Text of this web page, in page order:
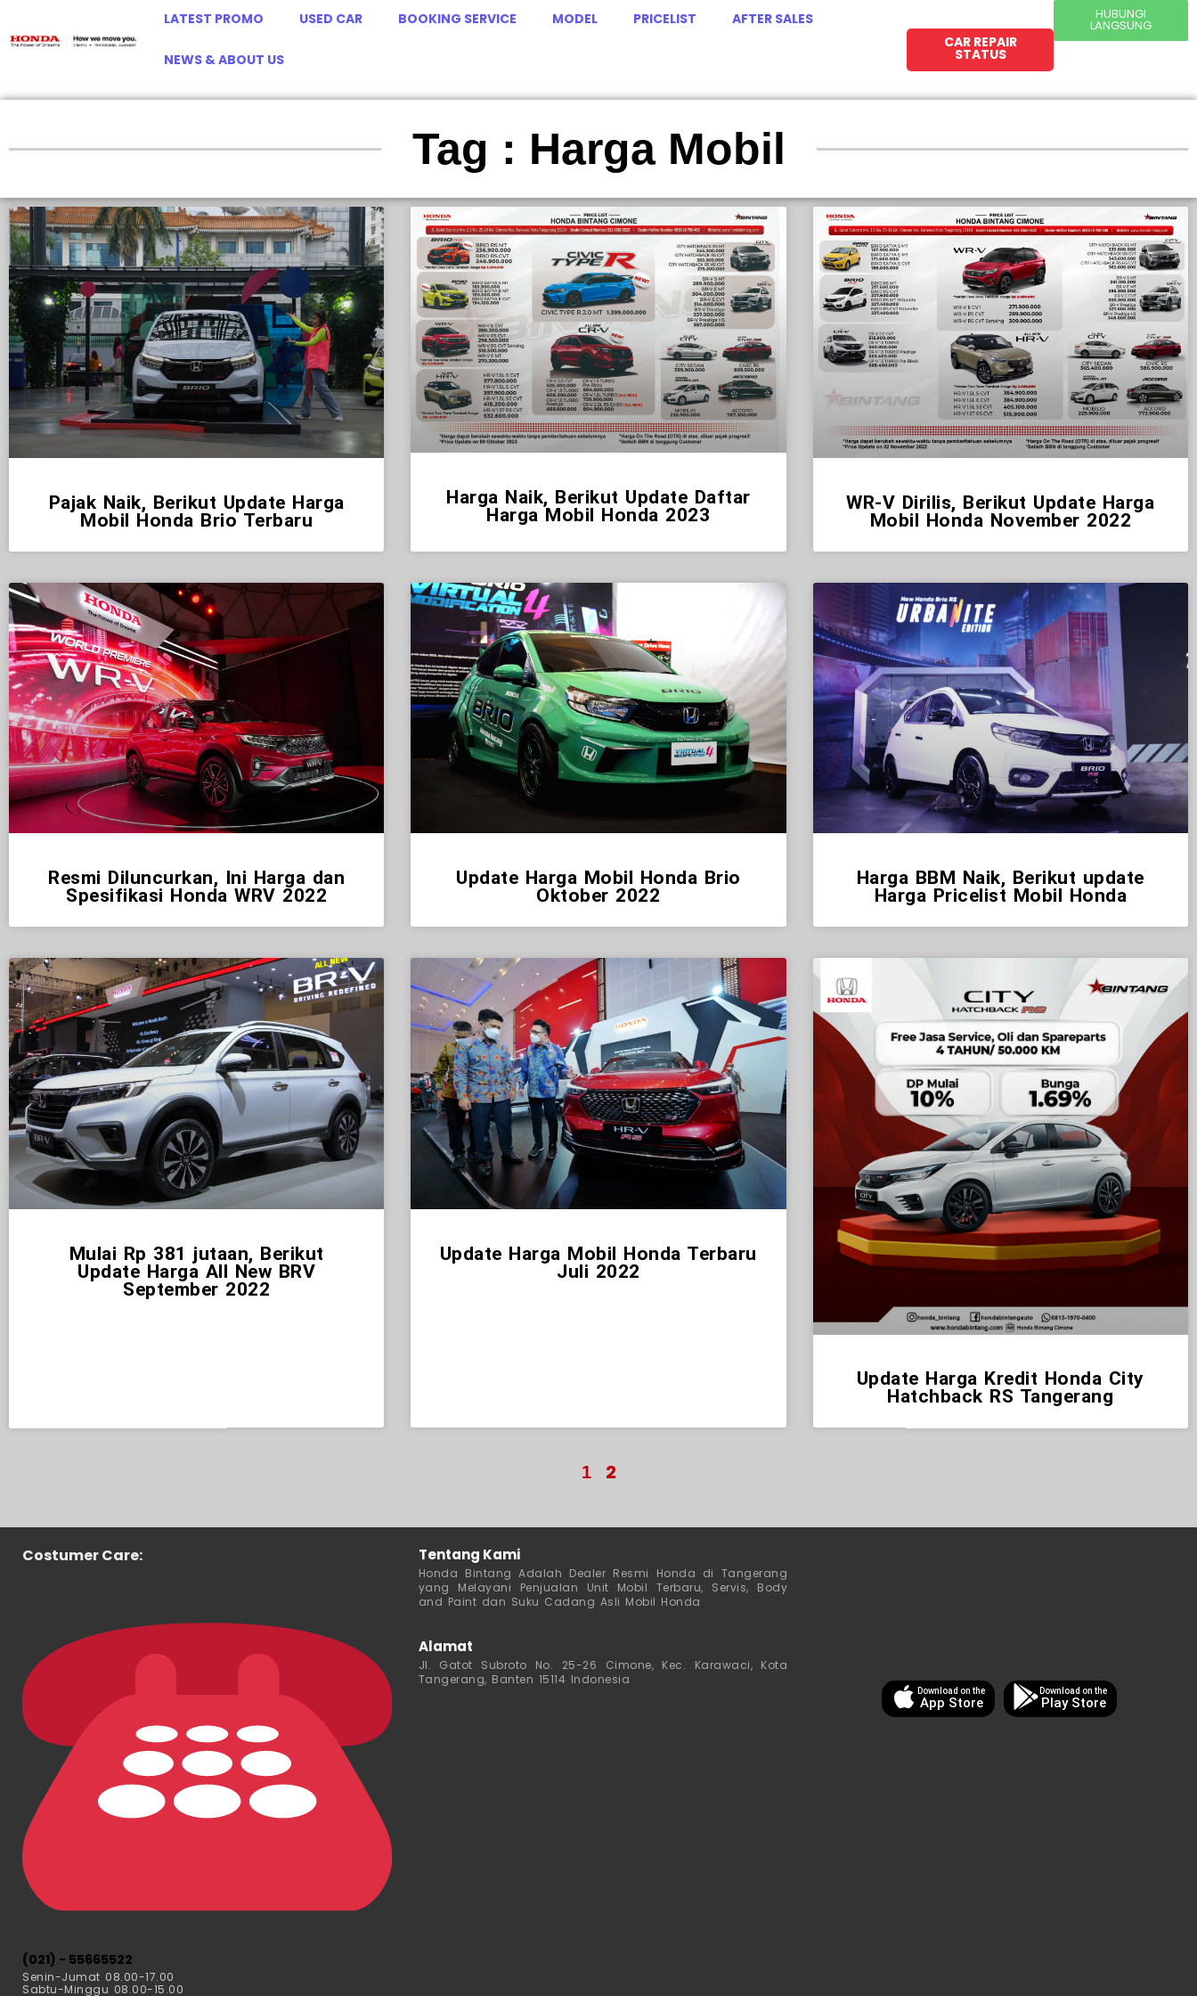
LATEST PROMO USED CAR BOOKING SERVICE MODEL PRICELIST AFTER SALES
NEWS & ABOUT US
CAR REPAIR
STATUS
HUBUNGI
LANGSUNG
Tag : Harga Mobil
Pajak Naik, Berikut Update Harga
Mobil Honda Brio Terbaru
Harga Naik, Berikut Update Daftar
Harga Mobil Honda 2023
WR-V Dirilis, Berikut Update Harga
Mobil Honda November 2022
Resmi Diluncurkan, Ini Harga dan
Spesifikasi Honda WRV 2022
Update Harga Mobil Honda Brio
Oktober 2022
Harga BBM Naik, Berikut update
Harga Pricelist Mobil Honda
Mulai Rp 381 jutaan, Berikut
Update Harga All New BRV
September 2022
Update Harga Mobil Honda Terbaru
Juli 2022
Update Harga Kredit Honda City
Hatchback RS Tangerang
1 2
Costumer Care:
(021) - 55665522
Senin-Jumat 08.00-17.00
Sabtu-Minggu 08.00-15.00
Tentang Kami
Honda Bintang Adalah Dealer Resmi Honda di Tangerang
yang Melayani Penjualan Unit Mobil Terbaru, Servis, Body
and Paint dan Suku Cadang Asli Mobil Honda
Alamat
Jl. Gatot Subroto No. 25-26 Cimone, Kec. Karawaci, Kota
Tangerang, Banten 15114 Indonesia
Download on the
App Store
Download on the
Play Store